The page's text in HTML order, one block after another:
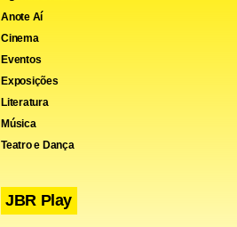
Anote Aí
Cinema
Eventos
Exposições
Literatura
Música
Teatro e Dança
JBR Play